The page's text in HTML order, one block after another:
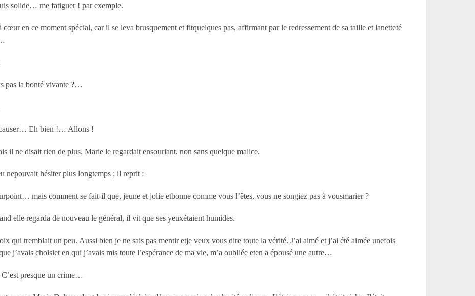
solide… me fatiguer ! par exemple.
en ce moment spécial, car il se leva brusquement et fitquelques pas, affirmant par le redressement de sa taille et lanetteté
pas la bonté vivante ?…
causer… Eh bien !… Allons !
il ne disait rien de plus. Marie le regardait ensouriant, non sans quelque malice.
nepouvait hésiter plus longtemps ; il reprit :
mais comment se fait-il que, jeune et jolie etbonne comme vous l’êtes, vous ne songiez pas à vousmarier ?
elle regarda de nouveau le général, il vit que ses yeuxétaient humides.
qui tremblait un peu. Aussi bien je ne sais pas mentir etje veux vous dire toute la vérité. J’ai aimé et j’ai été aimée unefois
j’avais choisiet en qui j’avais mis toute l’espérance de ma vie, m’a oubliée eten a épousé une autre…
presque un crime…